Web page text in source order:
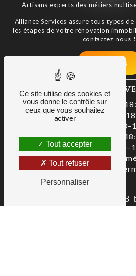
Artisans experts des métiers
Alliance Services assure tous types
les étapes de votre rénovation
contactez-nous !
Nos tarifs
HORAIRES
Lundi :
Mardi :
Mercredi :
Jeudi :
Vendredi :
Samedi : Fermé
Dimanche :
Zac De La Liodière, 3
Ce site utilise des cookies et
vous donne le contrôle sur
ceux que vous souhaitez
activer
Tout accepter
Tout refuser
Personnaliser